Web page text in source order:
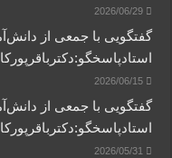
2026/06/29
گفتگویی‌ با جمعی‌ از
2026/06/15
گفتگویی‌ با جمعی‌ از
2026/05/31